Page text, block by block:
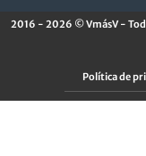
2016 - 2026 © VmásV -
Política de